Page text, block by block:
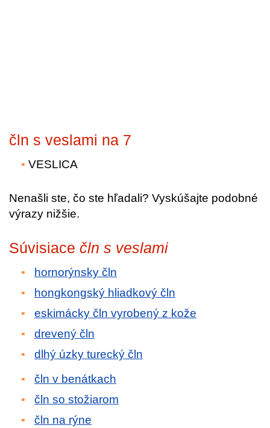
čln s veslami na 7
VESLICA
Nenašli ste, čo ste hľadali? Vyskúšajte podobné
výrazy nižšie.
Súvisiace čln s veslami
hornorýnsky čln
hongkongský hliadkový čln
eskimácky čln vyrobený z kože
drevený čln
dlhý úzky turecký čln
čln v benátkach
čln so stožiarom
čln na rýne